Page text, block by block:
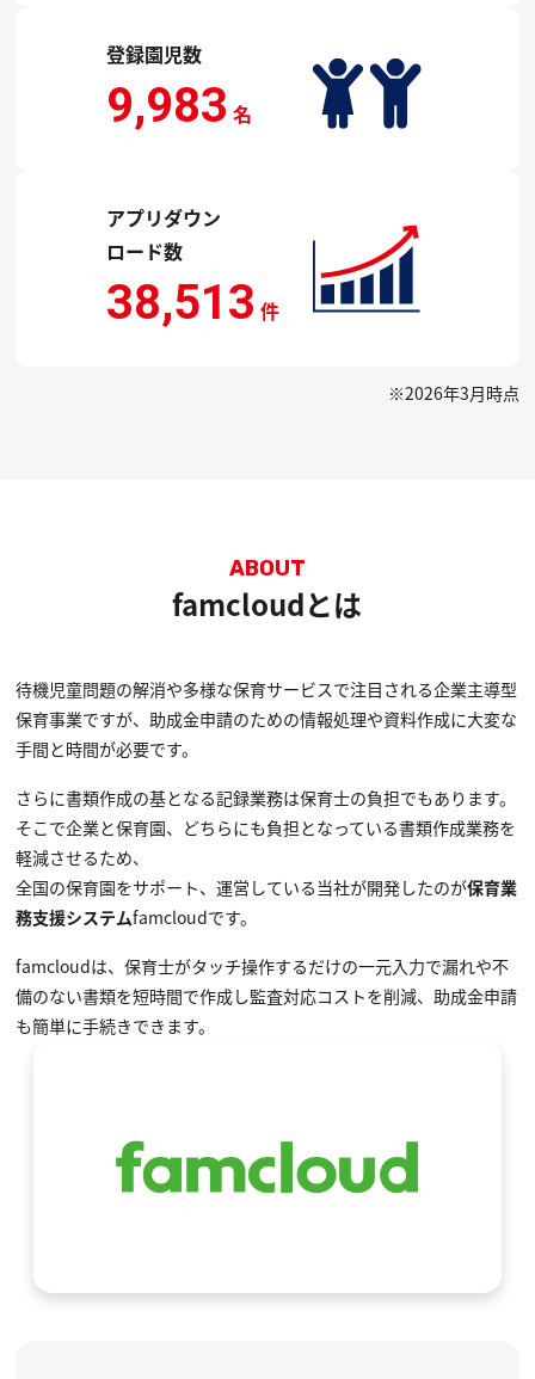
登録園児数
9,983 名
アプリダウン
ロード数
38,513 件
※2026年3月時点
famcloudとは
待機児童問題の解消や多様な保育サービスで注目される企業主導型
保育事業ですが、助成金申請のための情報処理や資料作成に大変な
手間と時間が必要です。
さらに書類作成の基となる記録業務は保育士の負担でもあります。
そこで企業と保育園、どちらにも負担となっている書類作成業務を
軽減させるため、
全国の保育園をサポート、運営している当社が開発したのが保育業
務支援システムfamcloudです。
famcloudは、保育士がタッチ操作するだけの一元入力で漏れや不
備のない書類を短時間で作成し監査対応コストを削減、助成金申請
も簡単に手続きできます。